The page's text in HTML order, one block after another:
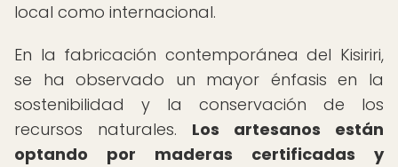
local como internacional.
En la fabricación contemporánea del Kisiriri,
se ha observado un mayor énfasis en la
sostenibilidad y la conservación de los
recursos naturales. Los artesanos están
optando por maderas certificadas y